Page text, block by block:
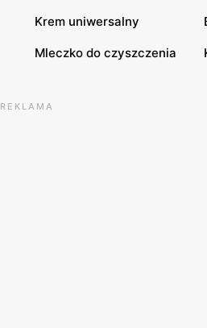
Krem uniwersalny
Mleczko do czyszczenia
REKLAMA